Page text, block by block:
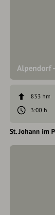
Alpendorf
833 hm
3:00 h
St. Johann im